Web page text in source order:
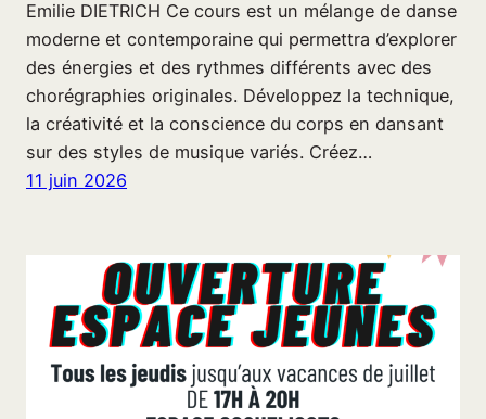
Emilie DIETRICH Ce cours est un mélange de danse
moderne et contemporaine qui permettra d’explorer
des énergies et des rythmes différents avec des
chorégraphies originales. Développez la technique,
la créativité et la conscience du corps en dansant
sur des styles de musique variés. Créez…
11 juin 2026